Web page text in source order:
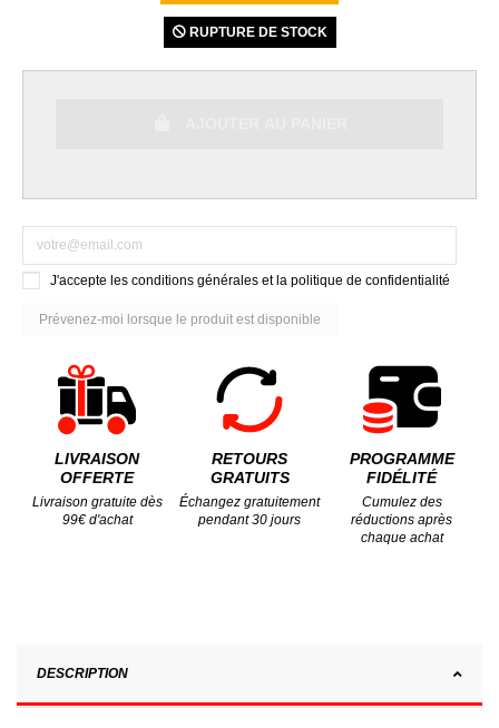
RUPTURE DE STOCK
J'accepte les conditions générales et la politique de confidentialité
LIVRAISON
OFFERTE
Livraison gratuite dès
99€ d'achat
RETOURS
GRATUITS
Échangez gratuitement
pendant 30 jours
PROGRAMME
FIDÉLITÉ
Cumulez des
réductions après
chaque achat
DESCRIPTION